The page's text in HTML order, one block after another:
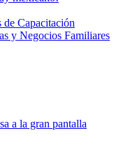
de Capacitación
y Negocios Familiares
a la gran pantalla